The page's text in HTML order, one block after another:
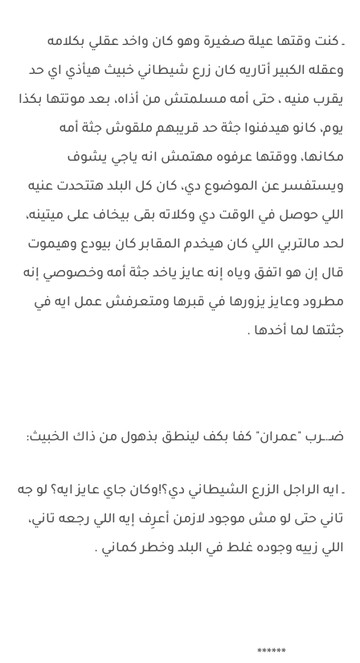
ـ كنت وقتها عيلة صغيرة وهو كان واخد عقلي بكلامه
وعقله الكبير أتاريه كان زرع شيطاني خبيث هيأذي اي حد
يقرب منيه ، حتى أمه مسلمتش من أذاه، بعد موتتها بكذا
يوم، كانو هيدفنوا جثة حد قريبهم ملقوش جثة أمه
مكانها، ووقتها عرفوه مهتمش انه ياجي يشوف
ويستفسر عن الموضوع دي، كان كل البلد هتتحدت عنيه
اللي حوصل في الوقت دي وكلاته بقى بيخاف على ميتينه،
لحد مالتربي اللي كان هيخدم المقابر كان بيودع وهيموت
قال إن هو اتفق وياه إنه عايز ياخد جثة أمه وخصوصي إنه
مطرود وعايز يزورها في قبرها ومتعرفش عمل ايه في
جثتها لما أخدها .
ضـ.ـرب "عمران" كفا بكف لينطق بذهول من ذاك الخبيث:
ـ ايه الراجل الزرع الشيطاني دي؟!وكان جاي عايز ايه؟ لو جه
تاني حتى لو مش موجود لازمن أعرِف إيه اللي رجعه تاني،
اللي زييه وجوده غلط في البلد وخطر كماني .
******